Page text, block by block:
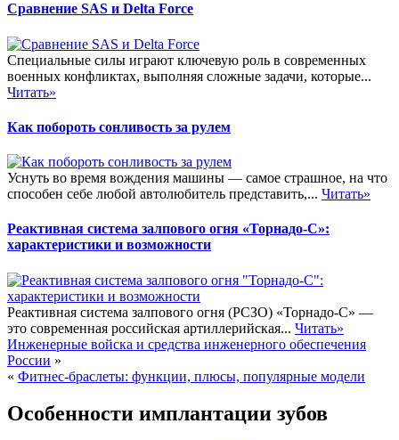
Сравнение SAS и Delta Force
Специальные силы играют ключевую роль в современных
военных конфликтах, выполняя сложные задачи, которые...
Читать»
Как побороть сонливость за рулем
Уснуть во время вождения машины — самое страшное, на что
способен себе любой автолюбитель представить,... Читать»
Реактивная система залпового огня «Торнадо-С»:
характеристики и возможности
Реактивная система залпового огня (РСЗО) «Торнадо-С» —
это современная российская артиллерийская... Читать»
Инженерные войска и средства инженерного обеспечения
России »
« Фитнес-браслеты: функции, плюсы, популярные модели
Особенности имплантации зубов